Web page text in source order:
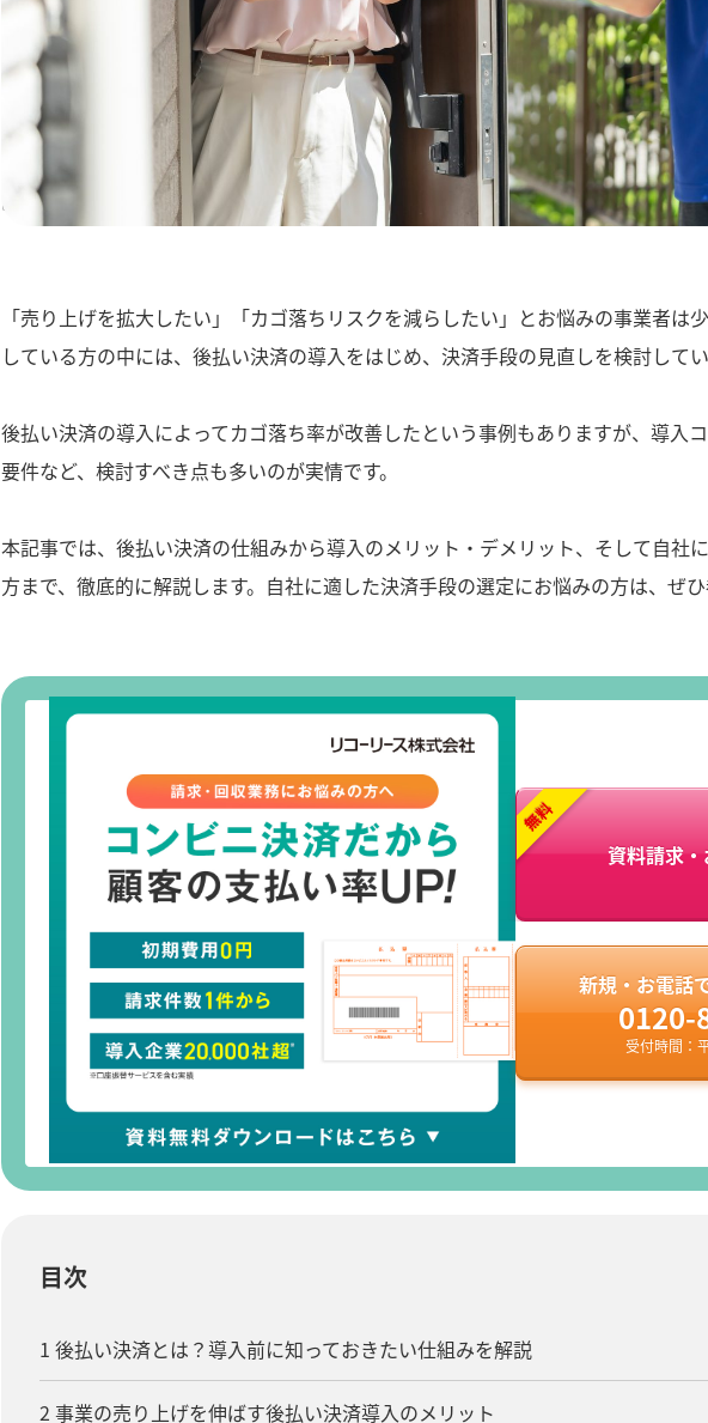
" alt="後払い決済の特徴や導入方法｜事業に最適な決済手段を選定するには？">
「売り上げを拡大したい」「カゴ落ちリスクを減らしたい」とお悩みの事業者は
している方の中には、後払い決済の導入をはじめ、決済手段の見直しを検討して
後払い決済の導入によってカゴ落ち率が改善したという事例もありますが、導入
要件など、検討すべき点も多いのが実情です。
本記事では、後払い決済の仕組みから導入のメリット・デメリット、そして自社
方まで、徹底的に解説します。自社に適した決済手段の選定にお悩みの方は、ぜひ
資料請求
新規・お電話
0120-
受付時間：
目次
1 後払い決済とは？導入前に知っておきたい仕組みを解説
2 事業の売り上げを伸ばす後払い決済導入のメリット